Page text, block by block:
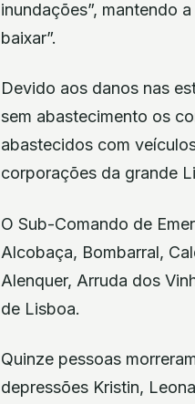
inundações”, mantendo
baixar”.
Devido aos danos nas
sem abastecimento os
abastecidos com
corporações da grande
O Sub-Comando de
Alcobaça, Bombarral,
Alenquer, Arruda dos
de Lisboa.
Quinze pessoas
depressões Kristin,